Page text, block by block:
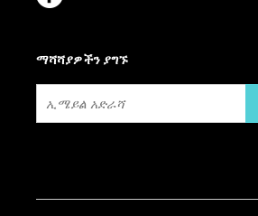
ማሻሻያዎችን ያግኙ